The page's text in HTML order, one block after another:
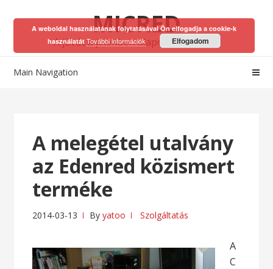
to
navigation
to
content
MICRED
A jövőt a jelenben alapozhatod meg!
Main Navigation
A melegétel utalvány
az Edenred közismert
terméke
2014-03-13 Byyatoo Szolgáltatás
A
C
A weboldal használatának folytatásával Ön elfogadja a cookie-k
használatátTovábbi információk Elfogadom